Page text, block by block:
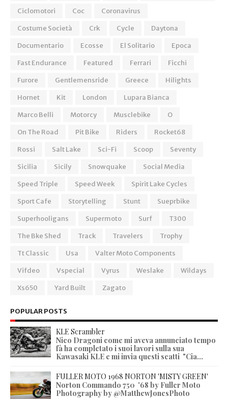
Ciclomotori
Coc
Coronavirus
Costume Società
Crk Cycle
Daytona
Documentario
Ecosse El Solitario
Epoca
Fast Endurance
Featured Ferrari
Ficchi
Furore
Gentlemensride Greece
Hilights
Hornet
Kit London
Lupara Bianca
Marco Belli
Motorcy Musclebike
O
On The Road
Pit Bike Riders
Rocket68
Rossi
Salt Lake Sci-Fi Scoop
Seventy
Sicilia
Sicily Snowquake
Social Media
Speed Triple
Speed Week
Spirit Lake Cycles
Sport Cafe
Storytelling Stunt
Sueprbike
Superhooligans
Supermoto Surf
T300
The Bke Shed
Track Travelers
Trophy
Tt Classic
Usa
Valter Moto Components
Vifdeo
Vspecial Vyrus Weslake
Wildays
Xs650
Yard Built Zagato
POPULAR POSTS
KLE Scrambler
Nico Dragoni come mi aveva annunciato tempo
fà ha completato i suoi lavori sulla sua
Kawasaki KLE e mi invia questi scatti "Cia...
FULLER MOTO 1968 NORTON 'MISTY GREEN'
Norton Commando 750 '68 by Fuller Moto
Photography by @MatthewJonesPhoto